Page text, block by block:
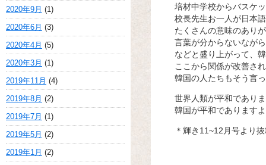
培材中学校からバスケ
校長先生お一人が日本
たくさんの意味のあり
言葉が分からないなが
などと盛り上がって、
ここから関係が改善さ
韓国の人たちもそう言
世界人類が平和であり
韓国が平和であります
＊輝き11~12月号より
2020年9月 (1)
2020年6月 (3)
2020年4月 (5)
2020年3月 (1)
2019年11月 (4)
2019年8月 (2)
2019年7月 (1)
2019年5月 (2)
2019年1月 (2)